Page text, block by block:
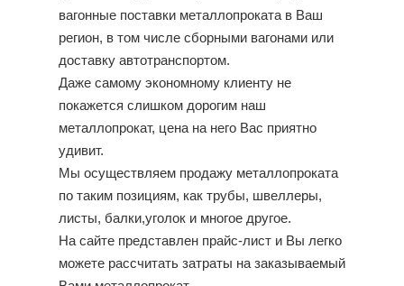
вагонные поставки металлопроката в Ваш
регион, в том числе сборными вагонами или
доставку автотранспортом.
Даже самому экономному клиенту не
покажется слишком дорогим наш
металлопрокат, цена на него Вас приятно
удивит.
Мы осуществляем продажу металлопроката
по таким позициям, как трубы, швеллеры,
листы, балки,уголок и многое другое.
На сайте представлен прайс-лист и Вы легко
можете рассчитать затраты на заказываемый